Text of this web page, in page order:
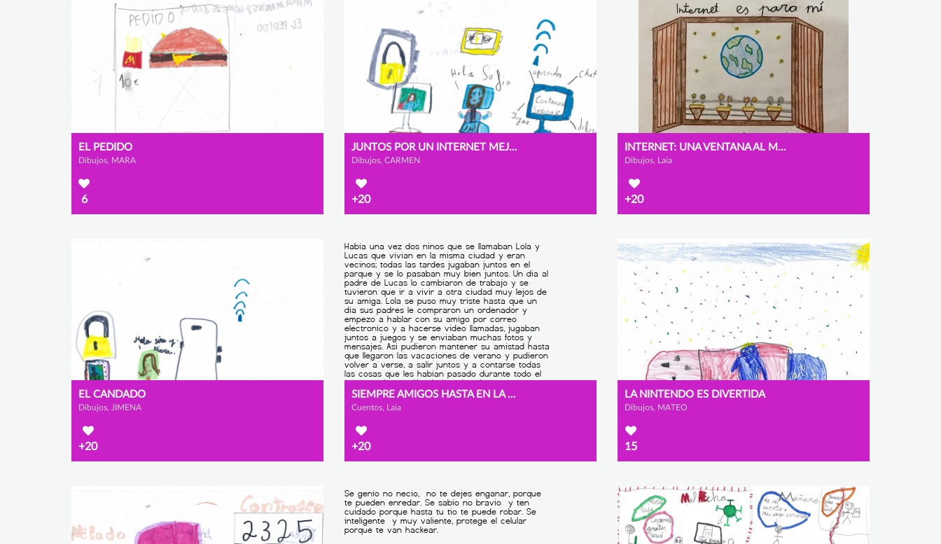
EL PEDIDO
Dibujos, MARA
6
JUNTOS POR UN INTERNET MEJOR
Dibujos, CARMEN
+20
INTERNET: UNA VENTANA AL MUNDO
Dibujos, Laia
+20
EL CANDADO
Dibujos, JIMENA
+20
SIEMPRE AMIGOS HASTA EN LA RED
Cuentos, Laia
+20
LA NINTENDO ES DIVERTIDA
Dibujos, MATEO
15